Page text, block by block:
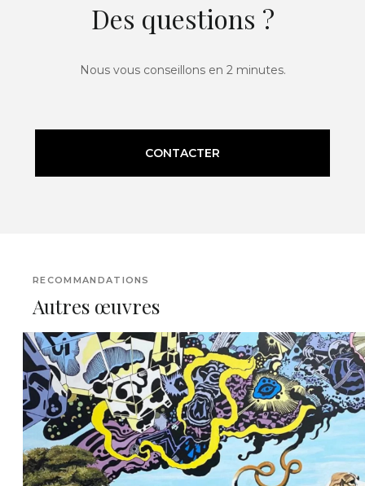
Des questions ?
Nous vous conseillons en 2 minutes.
CONTACTER
RECOMMANDATIONS
Autres œuvres